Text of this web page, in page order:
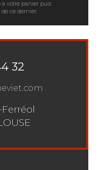
à votre panier puis
ce dernier.
32
Ferréol